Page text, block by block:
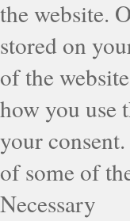
the website.
stored on
of the
how you use
your
of some of
Necessary